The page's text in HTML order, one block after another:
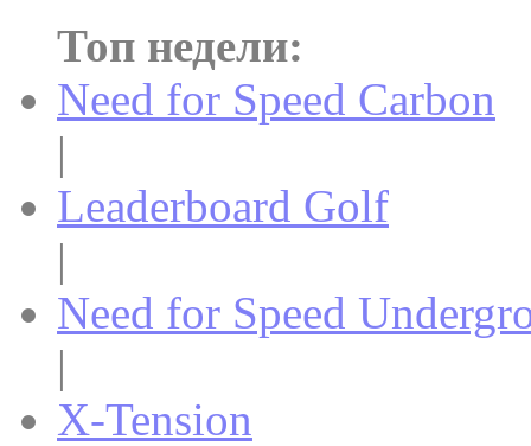
Топ недели:
Need for Speed Carbon
|
Leaderboard Golf
|
Need for Speed
|
X-Tension